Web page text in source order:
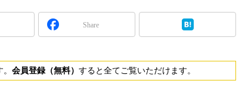
Security
ブログ
Share
会員登録（無料） すると全てご覧いただけます。